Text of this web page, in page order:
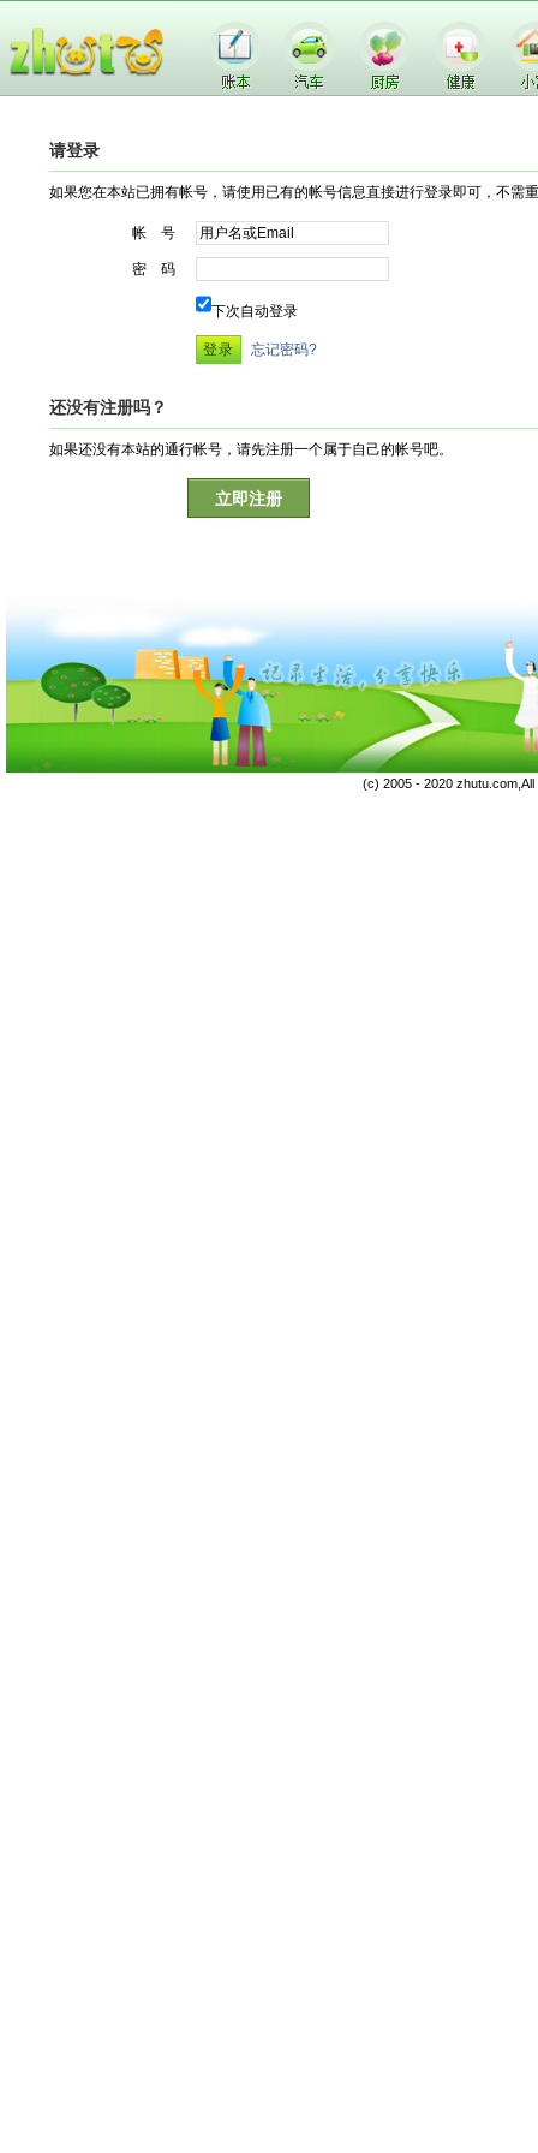
请登录
如果您在本站已拥有帐号，请使用已有的帐号信息直接进行登录即可，不需
帐 号
密 码
下次自动登录
忘记密码?
还没有注册吗？
如果还没有本站的通行帐号，请先注册一个属于自己的帐号吧。
立即注册
(c) 2005 - 2020